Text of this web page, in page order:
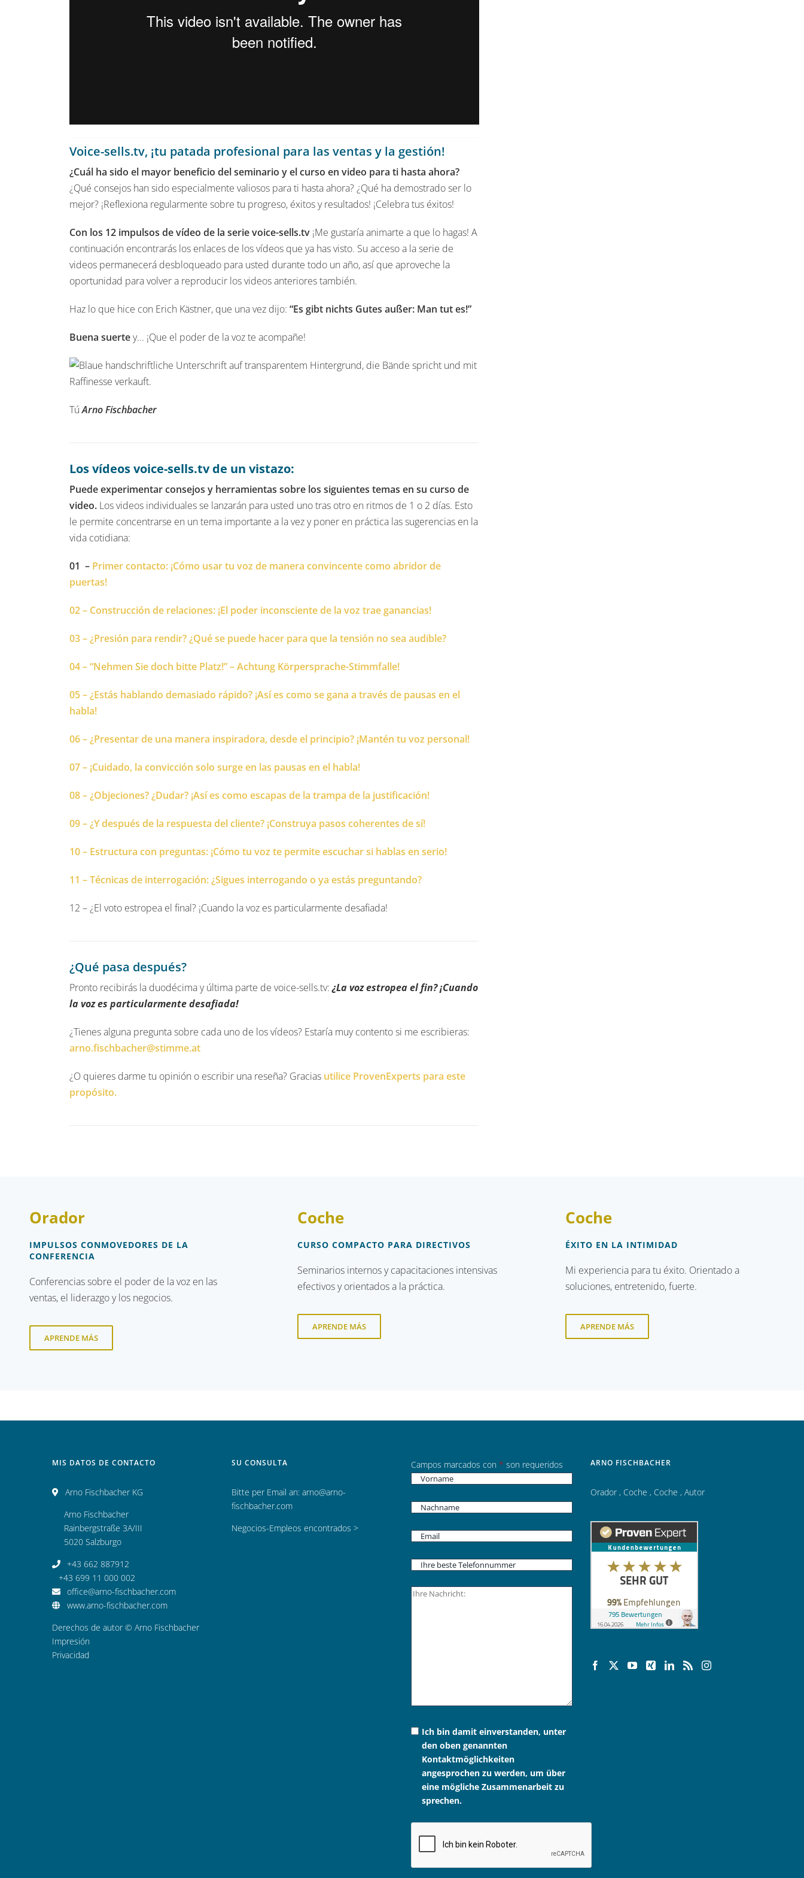
Voice-sells.tv, ¡tu patada profesional para las ventas y la gestión!
¿Cuál ha sido el mayor beneficio del seminario y el curso en video para ti hasta ahora?
¿Qué consejos han sido especialmente valiosos para ti hasta ahora? ¿Qué ha demostrado ser lo
mejor? ¡Reflexiona regularmente sobre tu progreso, éxitos y resultados! ¡Celebra tus éxitos!
Con los 12 impulsos de vídeo de la serie voice-sells.tv ¡Me gustaría animarte a que lo hagas! A
continuación encontrarás los enlaces de los vídeos que ya has visto. Su acceso a la serie de
videos permanecerá desbloqueado para usted durante todo un año, así que aproveche la
oportunidad para volver a reproducir los videos anteriores también.
Haz lo que hice con Erich Kästner, que una vez dijo: “Es gibt nichts Gutes außer: Man tut es!”
Buena suertey... ¡Que el poder de la voz te acompañe!
TúArno Fischbacher
Los vídeos voice-sells.tv de un vistazo:
Puede experimentar consejos y herramientas sobre los siguientes temas en su curso de
video. Los videos individuales se lanzarán para usted uno tras otro en ritmos de 1 o 2 días. Esto
le permite concentrarse en un tema importante a la vez y poner en práctica las sugerencias en la
vida cotidiana:
01 – Primer contacto: ¡Cómo usar tu voz de manera convincente como abridor de
puertas!
02 – Construcción de relaciones: ¡El poder inconsciente de la voz trae ganancias!
03 – ¿Presión para rendir? ¿Qué se puede hacer para que la tensión no sea audible?
04 – “Nehmen Sie doch bitte Platz!” – Achtung Körpersprache-Stimmfalle!
05 – ¿Estás hablando demasiado rápido? ¡Así es como se gana a través de pausas en el
habla!
06 – ¿Presentar de una manera inspiradora, desde el principio? ¡Mantén tu voz personal!
07 – ¡Cuidado, la convicción solo surge en las pausas en el habla!
08 – ¿Objeciones? ¿Dudar? ¡Así es como escapas de la trampa de la justificación!
09 – ¿Y después de la respuesta del cliente? ¡Construya pasos coherentes de sí!
10 – Estructura con preguntas: ¡Cómo tu voz te permite escuchar si hablas en serio!
11 – Técnicas de interrogación: ¿Sigues interrogando o ya estás preguntando?
12 – ¿El voto estropea el final? ¡Cuando la voz es particularmente desafiada!
¿Qué pasa después?
Pronto recibirás la duodécima y última parte de voice-sells.tv:¿La voz estropea el fin? ¡Cuando
la voz es particularmente desafiada!
¿Tienes alguna pregunta sobre cada uno de los vídeos? Estaría muy contento si me escribieras:
arno.fischbacher@stimme.at
¿O quieres darme tu opinión o escribir una reseña? Gracias utilice ProvenExperts para este
propósito.
Orador
IMPULSOS CONMOVEDORES DE LA
CONFERENCIA
Conferencias sobre el poder de la voz en las
ventas, el liderazgo y los negocios.
APRENDE MÁS
Coche
CURSO COMPACTO PARA DIRECTIVOS
Seminarios internos y capacitaciones intensivas
efectivos y orientados a la práctica.
APRENDE MÁS
Coche
ÉXITO EN LA INTIMIDAD
Mi experiencia para tu éxito. Orientado a
soluciones, entretenido, fuerte.
APRENDE MÁS
MIS DATOS DE CONTACTO
Arno Fischbacher KG
Arno Fischbacher
Rainbergstraße 3A/III
5020 Salzburgo
+43 662 887912
+43 699 11 000 002
office@arno-fischbacher.com
www.arno-fischbacher.com
Derechos de autor © Arno Fischbacher
Impresión
Privacidad
SU CONSULTA
Bitte per Email an: arno@arno-
fischbacher.com
Negocios-Empleos encontrados >
Campos marcados con * son requeridos
Ich bin damit einverstanden, unter
den oben genannten
Kontaktmöglichkeiten
angesprochen zu werden, um über
eine mögliche Zusammenarbeit zu
sprechen.
ARNO FISCHBACHER
Orador , Coche , Coche , Autor